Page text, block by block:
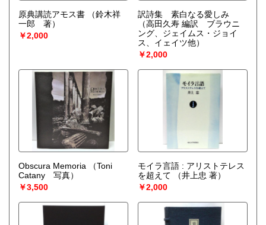
原典講読アモス書
（鈴木祥
一郎 著）
￥2,000
訳詩集 素白なる愛しみ
（高田久寿 編訳 ブラウニ
ング、ジェイムス・ジョイ
ス、イェイツ他）
￥2,000
Obscura Memoria
（Toni
Catany 写真）
￥3,500
モイラ言語 : アリストテレス
を超えて
（井上忠 著）
￥2,000